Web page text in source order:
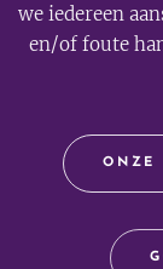
we iedereen
en/of foute
ONZE